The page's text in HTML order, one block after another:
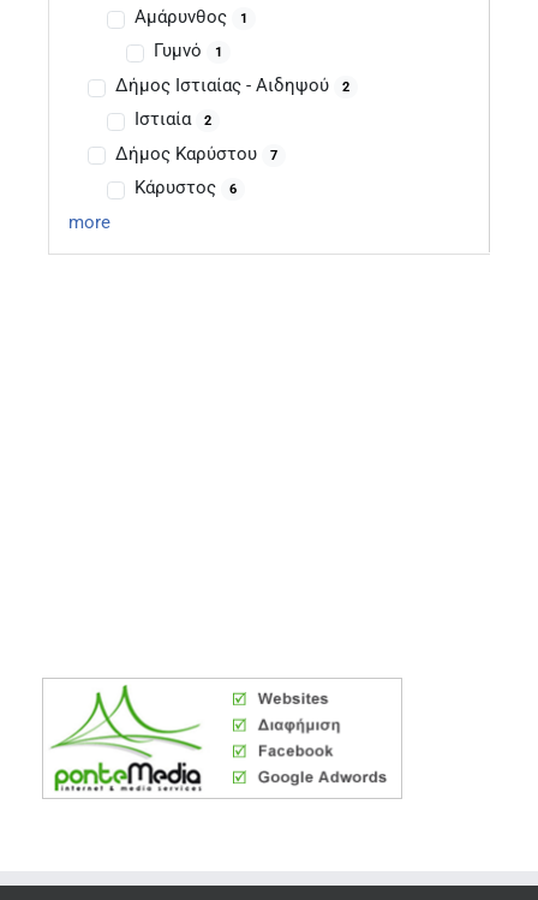
Αμάρυνθος 1
Γυμνό 1
Δήμος Ιστιαίας - Αιδηψού 2
Ιστιαία 2
Δήμος Καρύστου 7
Κάρυστος 6
more